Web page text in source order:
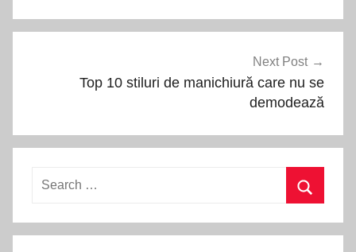
Next Post
Top 10 stiluri de manichiură care nu se
demodează
Search